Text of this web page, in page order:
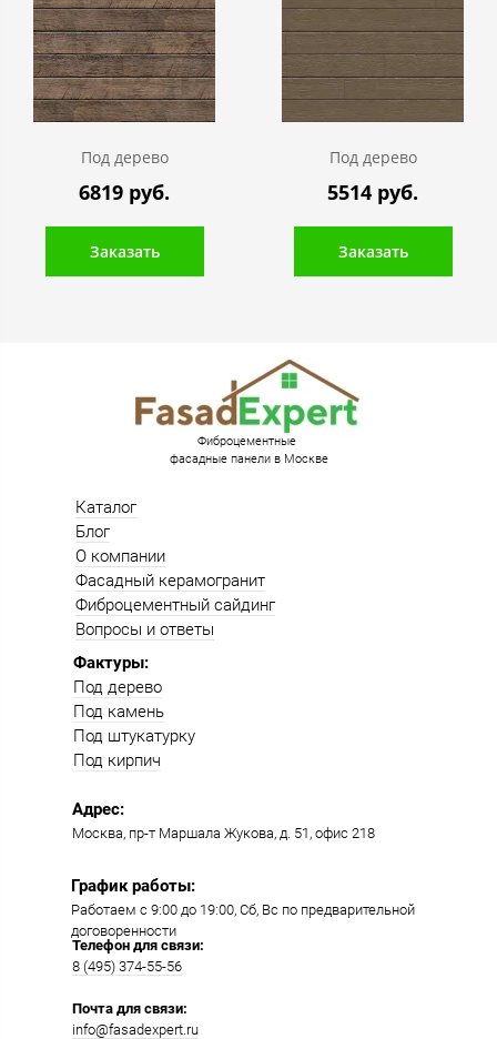
Под дерево
6819 руб.
Заказать
Под дерево
5514 руб.
Заказать
Фактуры:
Под дерево
Под камень
Под штукатурку
Под кирпич
Работаем с 9:00 до 19:00​, Сб, Вс по предварительной
договоренности
Москва, пр-т Маршала Жукова, д. 51, офис 218​​
Каталог
Блог
О компании
Фасадный керамогранит
Фиброцементный сайдинг
Вопросы и ответы
Адрес:
График работы:
Телефон для связи:
8 (495) 374-55-56​
Почта для связи:
info@fasadexpert.ru
Фиброцементные
фасадные панели в Москве